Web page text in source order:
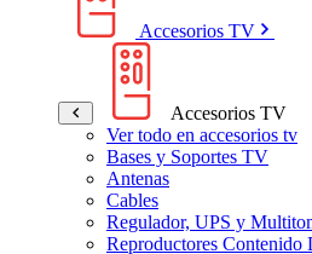
Accesorios TV
Accesorios TV
Ver todo en accesorios tv
Bases y Soportes TV
Antenas
Cables
Regulador, UPS y
Reproductores Contenido